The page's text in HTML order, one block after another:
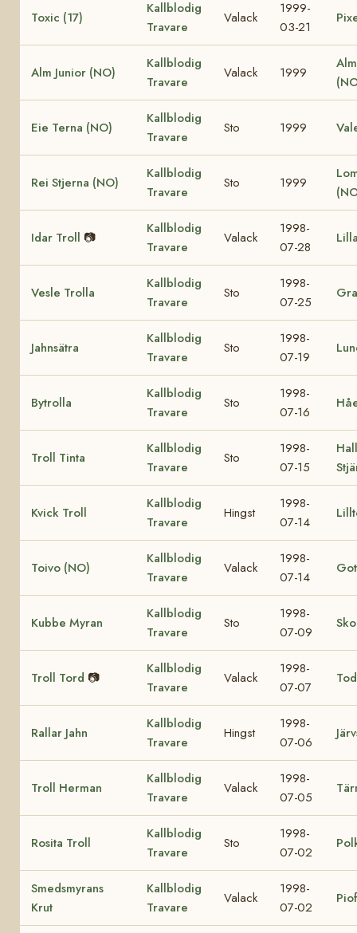
Toxic (17)
Kallblodig
Travare
Valack
1999-
03-21
Alm Junior (NO)
Kallblodig
Travare
Valack 1999
Eie Terna (NO)
Kallblodig
Travare
Sto 1999
Rei Stjerna (NO)
Kallblodig
Travare
Sto 1999
Idar Troll 📷
Kallblodig
Travare
Valack
1998-
07-28
Vesle Trolla
Kallblodig
Travare
Sto
1998-
07-25
Jahnsätra
Kallblodig
Travare
Sto
1998-
07-19
Bytrolla
Kallblodig
Travare
Sto
1998-
07-16
Troll Tinta
Kallblodig
Travare
Sto
1998-
07-15
Kvick Troll
Kallblodig
Travare
Hingst
1998-
07-14
Toivo (NO)
Kallblodig
Travare
Valack
1998-
07-14
Kubbe Myran
Kallblodig
Travare
Sto
1998-
07-09
Troll Tord 📷
Kallblodig
Travare
Valack
1998-
07-07
Rallar Jahn
Kallblodig
Travare
Hingst
1998-
07-06
Troll Herman
Kallblodig
Travare
Valack
1998-
07-05
Rosita Troll
Kallblodig
Travare
Sto
1998-
07-02
Smedsmyrans
Krut
Kallblodig
Travare
Valack
1998-
07-02